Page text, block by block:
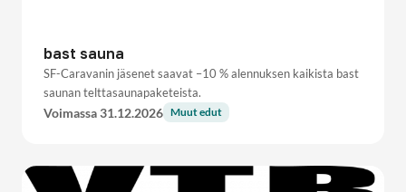
bast sauna
SF-Caravanin jäsenet saavat –10 % alennuksen kaikista bast
saunan telttasaunapaketeista.
Voimassa 31.12.2026 Muut edut